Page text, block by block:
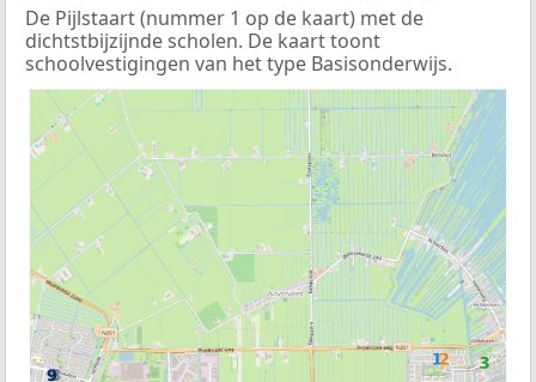
De Pijlstaart (nummer 1 op de kaart) met de
dichtstbijzijnde scholen. De kaart toont
schoolvestigingen van het type Basisonderwijs.